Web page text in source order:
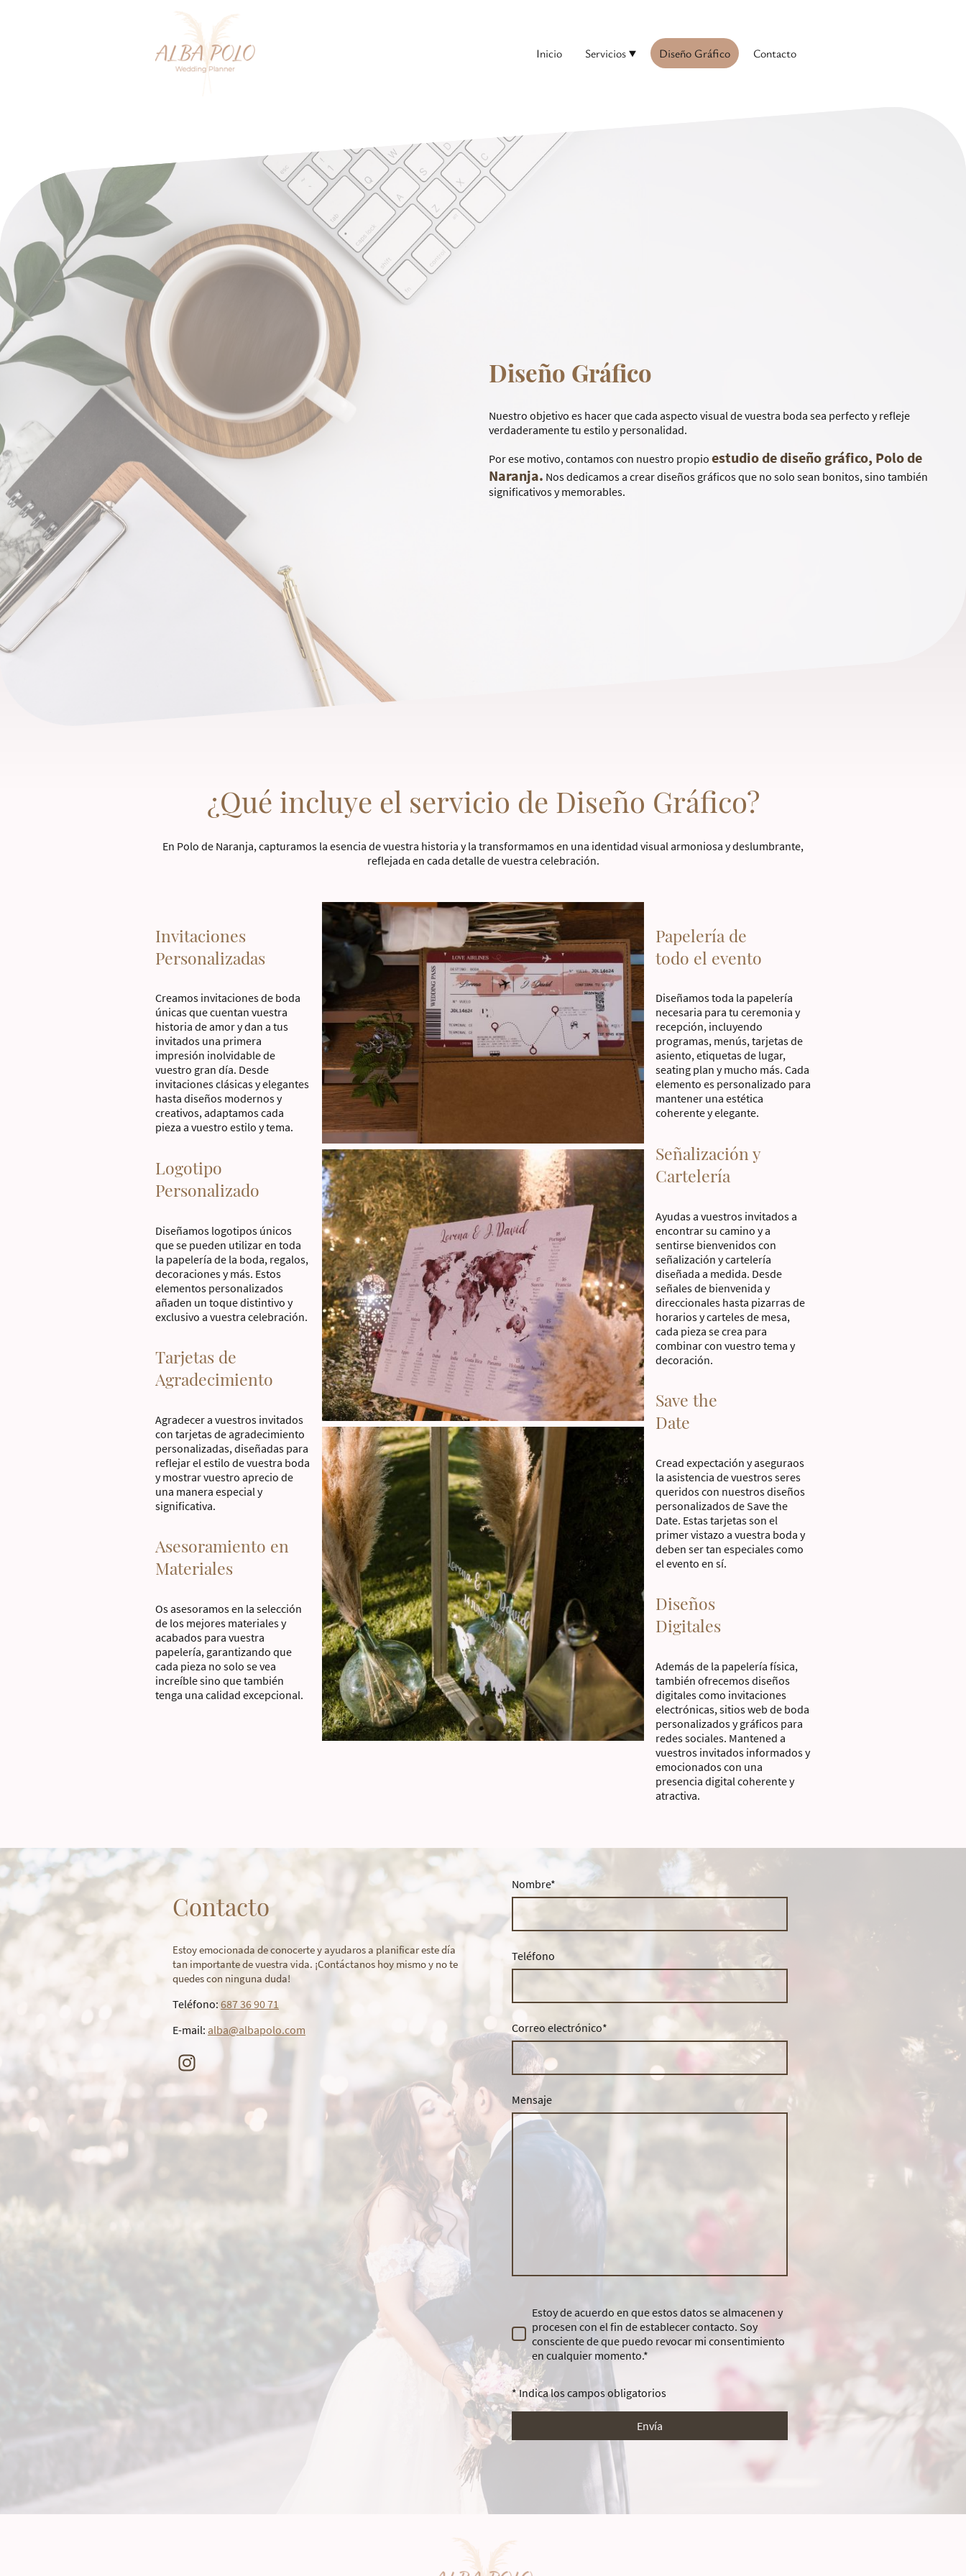
Inicio Servicios Diseño Gráfico Contacto
Diseño Gráfico
Nuestro objetivo es hacer que cada aspecto visual de vuestra boda sea perfecto y refleje
verdaderamente tu estilo y personalidad.
Por ese motivo, contamos con nuestro propio estudio de diseño gráfico, Polo de
Naranja. Nos dedicamos a crear diseños gráficos que no solo sean bonitos, sino también
significativos y memorables.
¿Qué incluye el servicio de Diseño Gráfico?
En Polo de Naranja, capturamos la esencia de vuestra historia y la transformamos en una identidad visual armoniosa y deslumbrante,
reflejada en cada detalle de vuestra celebración.
Invitaciones
Personalizadas
Creamos invitaciones de boda
únicas que cuentan vuestra
historia de amor y dan a tus
invitados una primera
impresión inolvidable de
vuestro gran día. Desde
invitaciones clásicas y elegantes
hasta diseños modernos y
creativos, adaptamos cada
pieza a vuestro estilo y tema.
Logotipo
Personalizado
Diseñamos logotipos únicos
que se pueden utilizar en toda
la papelería de la boda, regalos,
decoraciones y más. Estos
elementos personalizados
añaden un toque distintivo y
exclusivo a vuestra celebración.
Tarjetas de
Agradecimiento
Agradecer a vuestros invitados
con tarjetas de agradecimiento
personalizadas, diseñadas para
reflejar el estilo de vuestra boda
y mostrar vuestro aprecio de
una manera especial y
significativa.
Asesoramiento en
Materiales
Os asesoramos en la selección
de los mejores materiales y
acabados para vuestra
papelería, garantizando que
cada pieza no solo se vea
increíble sino que también
tenga una calidad excepcional.
Papelería de
todo el evento
Diseñamos toda la papelería
necesaria para tu ceremonia y
recepción, incluyendo
programas, menús, tarjetas de
asiento, etiquetas de lugar,
seating plan y mucho más. Cada
elemento es personalizado para
mantener una estética
coherente y elegante.
Señalización y
Cartelería
Ayudas a vuestros invitados a
encontrar su camino y a
sentirse bienvenidos con
señalización y cartelería
diseñada a medida. Desde
señales de bienvenida y
direccionales hasta pizarras de
horarios y carteles de mesa,
cada pieza se crea para
combinar con vuestro tema y
decoración.
Save the
Date
Cread expectación y aseguraos
la asistencia de vuestros seres
queridos con nuestros diseños
personalizados de Save the
Date. Estas tarjetas son el
primer vistazo a vuestra boda y
deben ser tan especiales como
el evento en sí.
Diseños
Digitales
Además de la papelería física,
también ofrecemos diseños
digitales como invitaciones
electrónicas, sitios web de boda
personalizados y gráficos para
redes sociales. Mantened a
vuestros invitados informados y
emocionados con una
presencia digital coherente y
atractiva.
Contacto
Estoy emocionada de conocerte y ayudaros a planificar este día
tan importante de vuestra vida. ¡Contáctanos hoy mismo y no te
quedes con ninguna duda!
Teléfono: 687 36 90 71
E-mail: alba@albapolo.com
Nombre*
Teléfono
Correo electrónico*
Mensaje
Estoy de acuerdo en que estos datos se almacenen y
procesen con el fin de establecer contacto. Soy
consciente de que puedo revocar mi consentimiento
en cualquier momento.*
* Indica los campos obligatorios
Envía